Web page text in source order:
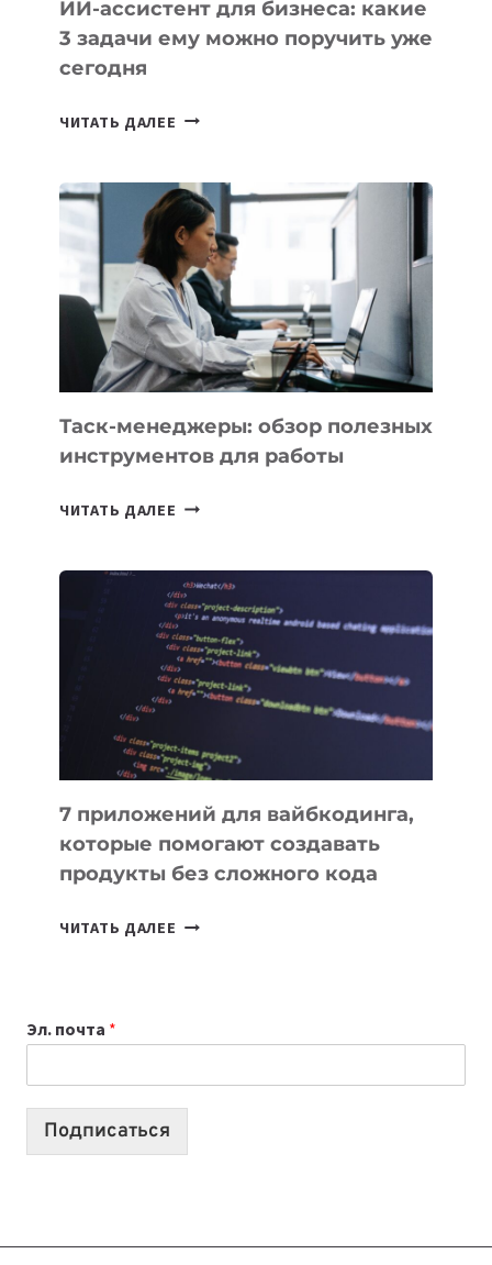
ИИ-ассистент для бизнеса: какие
3 задачи ему можно поручить уже
сегодня
ЧИТАТЬ ДАЛЕЕ ИИ-
БИЗНЕСА:
КАКИЕ
3
ЗАДАЧИ
ЕМУ
МОЖНО
ПОРУЧИТЬ
УЖЕ
СЕГОДНЯ
Таск-менеджеры: обзор полезных
инструментов для работы
ЧИТАТЬ ДАЛЕЕ ТАСК-
ПОЛЕЗНЫХ
ИНСТРУМЕНТОВ
ДЛЯ
РАБОТЫ
7 приложений для вайбкодинга,
которые помогают создавать
продукты без сложного кода
ЧИТАТЬ ДАЛЕЕ
СОЗДАВАТЬ
ПРОДУКТЫ
Эл. почта *
Подписаться